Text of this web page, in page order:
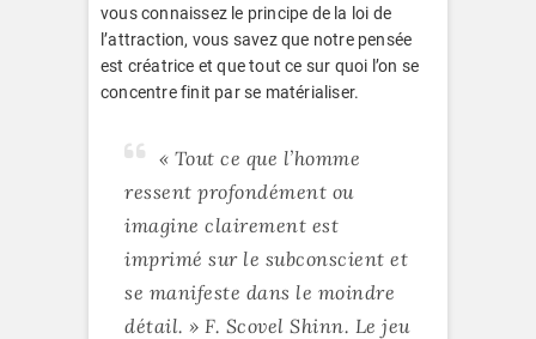
vous connaissez le principe de la loi de
l’attraction, vous savez que notre pensée
est créatrice et que tout ce sur quoi l’on se
concentre finit par se matérialiser.
« Tout ce que l’homme
ressent profondément ou
imagine clairement est
imprimé sur le subconscient et
se manifeste dans le moindre
détail. » F. Scovel Shinn. Le jeu